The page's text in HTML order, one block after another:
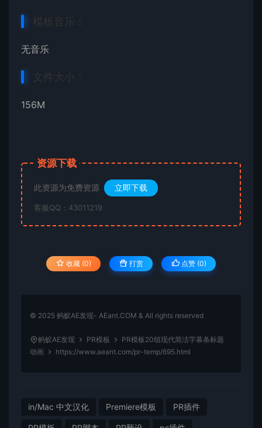
模板音乐：
无音乐
文件大小：
156M
资源下载
此资源为免费资源 立即下载
客服QQ：43011219
收藏 (0) 打赏 点赞 (0)
© 2025 蚂蚁AE发现- AEant.COM & All rights reserved
蚂蚁AE发现 PR模板
PR模板20组现代简洁字幕条标题
动画
https://www.aeant.com/pr-temp/695.html
in/Mac 中文汉化 Premiere模板 PR插件